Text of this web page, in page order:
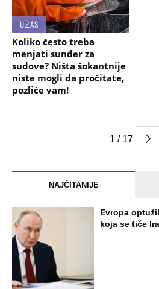
UŽAS
Koliko često treba
menjati sunđer za
sudove? Ništa šokantnije
niste mogli da pročitate,
pozliće vam!
1 / 17
NAJČITANIJE
Evropa
koja se tiče